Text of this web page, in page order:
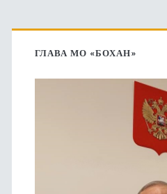
Основная
боковая
ГЛАВА МО «БОХАН»